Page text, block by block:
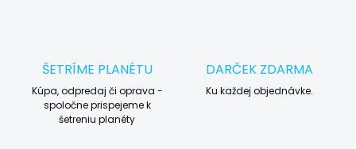
ŠETRÍME PLANÉTU
Kúpa, odpredaj či oprava -
spoločne prispejeme k
šetreniu planéty
DARČEK ZDARMA
Ku každej objednávke.